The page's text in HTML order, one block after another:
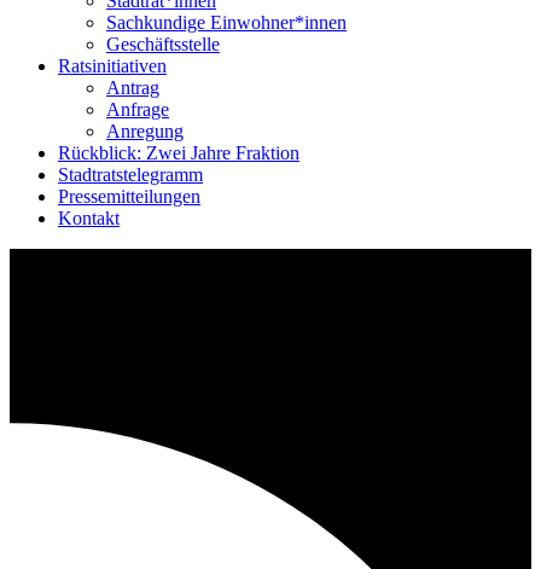
Sachkundige Einwohner*innen
Geschäftsstelle
Ratsinitiativen
Antrag
Anfrage
Anregung
Rückblick: Zwei Jahre Fraktion
Stadtratstelegramm
Pressemitteilungen
Kontakt